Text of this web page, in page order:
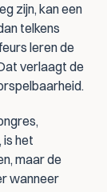
zijn, kan een
telkens
leren de
verlaagt de
het
maar de
wanneer